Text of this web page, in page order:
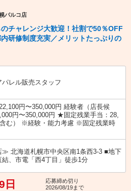
パルコ店
チャレンジ大歓迎！社割で50％OFF
内研修制度充実／メリットたっぷりの
レル販売スタッフ
円〜350,000円 経験者（店長候
円〜350,000円 ★固定残業手当：28,
む） ※経験・能力考慮 ※固定残業時
北海道札幌市中央区南1条西3-3 ■地下
、市電「西4丁目」徒歩1分
日
応募締め切り
2026/08/19まで